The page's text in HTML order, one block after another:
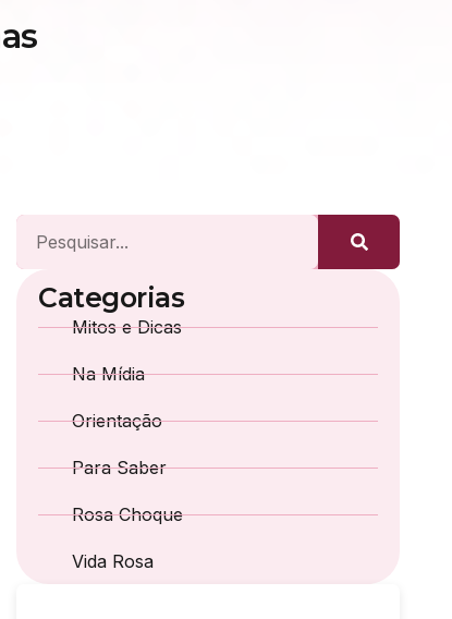
Categorias
Mitos e Dicas
Na Mídia
Orientação
Para Saber
Rosa Choque
Vida Rosa